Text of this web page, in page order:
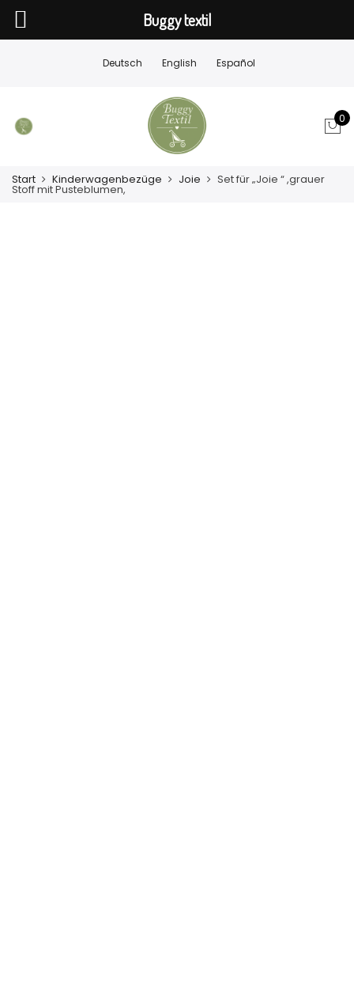
Deutsch English Español
0
Start Kinderwagenbezüge Joie Set für „Joie “ ,grauer
Stoff mit Pusteblumen,
Buggy textil